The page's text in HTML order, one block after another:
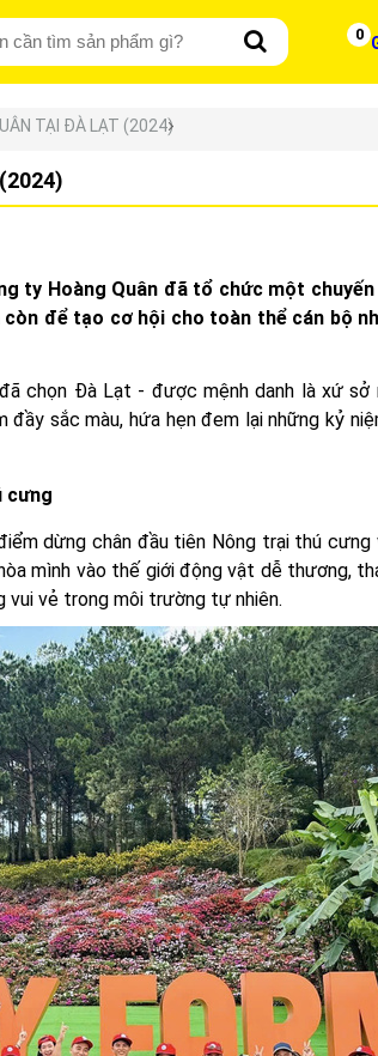
0
TẠI ĐÀ LẠT (2024)
ty Hoàng Quân đã tổ chức một
để tạo cơ hội cho toàn thể cán bộ
chọn Đà Lạt - được mệnh danh là xứ sở
sắc màu, hứa hẹn đem lại những kỷ
cưng
dừng chân đầu tiên Nông trại thú cưng
mình vào thế giới động vật dễ thương,
vui vẻ trong môi trường tự nhiên.